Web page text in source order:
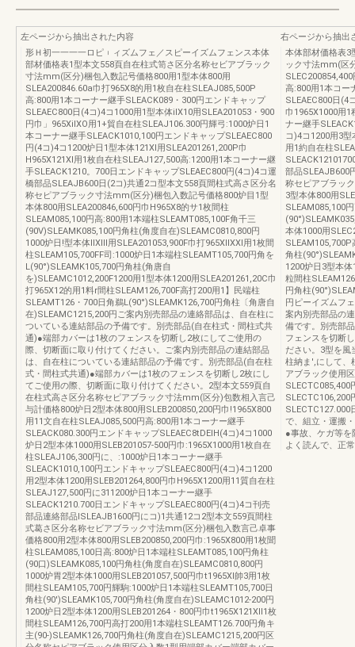
左ページから抽出された内容
形Ｈ初一一一一ロピ︲ィズムフェ／スピーイズムフェンス本体
部材価格表1型本文558頁自在柱式笥さ区分名称セビアブラック
寸法mm(区分)梱包入数記号価格800用1型本体800用
SLEA200846.60a巾打965X8的用1枚自在柱SLEAJ085,500P
高:800用1本コーナー継手SLEACK089・300円エンドキャップ
SLEAEC800日(4コ)4コ1000用1型本体ilX10用SLEA201053・900
円巾」965XilXO用1+貿自在柱SLEAJ106.300円輝弓:1000炉日1
本コーナー継手SLEACK1010,100円エンドキャップSLEAEC800
円(4コ)4コ1200炉日1型本体121Xl用SLEA201261,200P巾
H965X121Xl用1枚自在柱SLEAJ127,500高:1200用1本コーナー継
手SLEACK1210。700日エンドキャップSLEAEC800円(4コ)4コ運
橋部品SLEAJB600日(2コ)共通2コ型本文558頁間柱式高さ区分名
称セピアブラック寸法mm(区分)梱包入数記号価格800炉目1型
本体800用SLEA200846,600円巾H965X8的サ1枚間柱
SLEAM085,100円高:800用1本端柱SLEAMT085,100F角千三
(90V)SLEAMK085,100円角柱(角度自在)SLEAMC0810,800円
1000炉日!型本体llXlll用SLEA201053,900F巾打965XllXXl用1枚間
柱SLEAM105,700FF司:1000炉日1本端柱SLEAMT105,700円角を
L(90°)SLEAMK105,700円角桂(角唐自
を)SLEAMC1012,200F1200用1型本体1200用SLEA201261,20C巾
打965X12的用1料r間柱SLEAM126,700F高打200用1】民端柱
SLEAMT126・700日角鵜L(90°)SLEAMK126,700円角柱〔角唐自
在)SLEAMC1215,200円ご案内別売部品の連絡部品は、自在柱に
ついている連結部品の予備です。別売部品(自在柱式・間柱式共
通)●端部カバーは1枚のフェンスを切断し2枚にしてご使用の
際、切断面に取り付けてください。ご案内別売部品の連結部品
は、自在柱についている連結部品の予備です。別売部品(自在柱
式・間柱式共通)●端部カバーは1枚のフェンスを切断し2枚にし
てご使用の際、切断面に取り付けてください。2型本文559頁自
在柱式高さ区分名称セピアブラック寸法mm(区分)包数相入言己
与計価格800炉日2型本体800用SLEB200850,200円巾!1965X800
用11文自在柱SLEAJ085,500円高:800用1本コーナー継手
SLEACK080.300円エンドキャップSLEAEC8tDEIH(4コ)4コ1000
炉日2型本体1000用SLEB201057‐500円巾:1965X1000用1枚自在
柱SLEAJ106,300円に、:1000炉日1本コーナー継手
SLEACK1010,100円エンドキャップSLEAEC800円(4コ)4コ1200
用2型本体1200用SLEB201264,800円巾H965X1200用11質自在柱
SLEAJ127,500円に311200炉日1本コーナー継手
SLEACK1210.700日エンドキャップSLEAEC800円(4コ)4コ刊売
部品連絡部品ISLEAJB1600円にコ)1共通12コ2型本文559頁間柱
式葛さ区分名称セビアブラック寸法mm(区分)梱包入数言己卓事
価格800用2型本体800用SLEB200850,200円巾:1965X800用1枚聞
柱SLEAM085,100日高:800炉日1本端柱SLEAMT085,100円角柱
(90口)SLEAMK085,100円角柱(角度自在)SLEAMC0810,800円
1000炉胃2型本体1000用SLEB201057,500円巾t1965Xl帥3用1枚
間柱SLEAM105,700円輝駒:1000炉日1本端柱SLEAMT105,700日
角柱(90')SLEAMK105,700円角柱(角度自在)SLEAMC1012‐200円
1200炉日2型本体1200用SLEB201264・800円巾t1965X121Xll1枚
間柱SLEAM126,700円高打200用1本端柱SLEAMT126.700円角キ
主(90‐)SLEAMK126,700円角柱(角度自在)SLEAMC1215,200円区
右ページから抽出
本体部材価格表3
ック寸法mm(区
高:800用1本コー
SLEAEC800日(4
巾1965X1000用1
ナー継手
コ)4コ1200用3型
用1約自在柱
部品SLEAJB600
称セピアブラッ
3型本体800用
SLEAM085,100
本体1000用
角柱
1200炉日3型本
粒間柱
円角柱
円ピーイズムフ
案内別売部品の
備です。別売部
フェンスを切断
ださい。3型を風
柱納ま',にして、
アブラック使用
SLECTC085,400
SLECTC127.000
で、組立・運搬
●事故、ケガ等を
よく読んで、正